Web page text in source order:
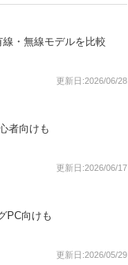
・無線モデルを比較
更新日:2026/06/28
者向けも
更新日:2026/06/17
PC向けも
更新日:2026/05/29